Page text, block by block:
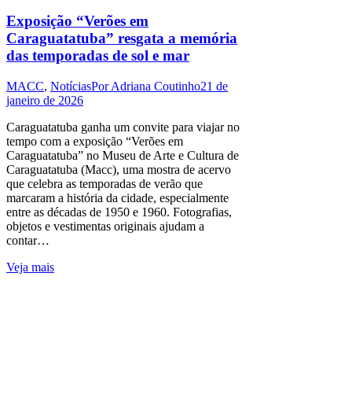
Exposição “Verões em
Caraguatatuba” resgata a memória
das temporadas de sol e mar
MACC, NotíciasPorAdriana Coutinho21 de
janeiro de 2026
Caraguatatuba ganha um convite para viajar no
tempo com a exposição “Verões em
Caraguatatuba” no Museu de Arte e Cultura de
Caraguatatuba (Macc), uma mostra de acervo
que celebra as temporadas de verão que
marcaram a história da cidade, especialmente
entre as décadas de 1950 e 1960. Fotografias,
objetos e vestimentas originais ajudam a
contar…
Veja mais